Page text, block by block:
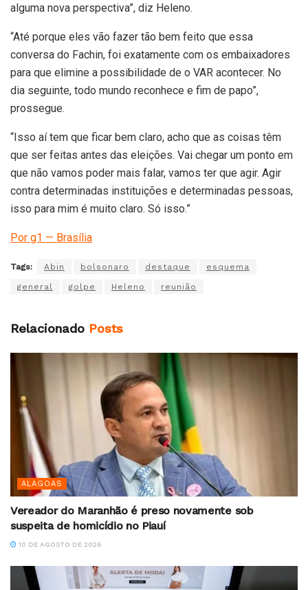
alguma nova perspectiva”, diz Heleno.
“Até porque eles vão fazer tão bem feito que essa
conversa do Fachin, foi exatamente com os embaixadores
para que elimine a possibilidade de o VAR acontecer. No
dia seguinte, todo mundo reconhece e fim de papo”,
prossegue.
“Isso aí tem que ficar bem claro, acho que as coisas têm
que ser feitas antes das eleições. Vai chegar um ponto em
que não vamos poder mais falar, vamos ter que agir. Agir
contra determinadas instituições e determinadas pessoas,
isso para mim é muito claro. Só isso.”
Por g1 — Brasília
Tags: Abin bolsonaro destaque esquema
general golpe Heleno reunião
Relacionado Posts
ALAGOAS
Vereador do Maranhão é preso novamente sob
suspeita de homicídio no Piauí
10 DE AGOSTO DE 2026